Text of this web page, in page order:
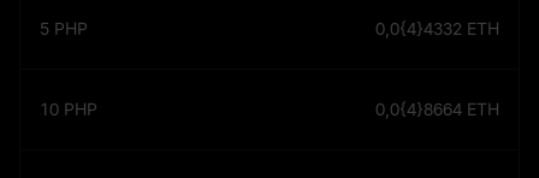
5 PHP 0,0{4}4332 ETH
10 PHP 0,0{4}8664 ETH